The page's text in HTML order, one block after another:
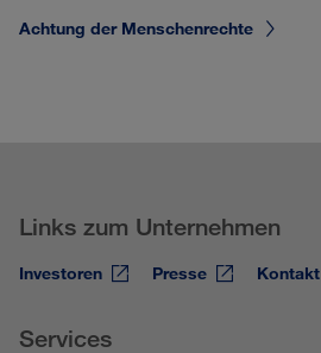
Achtung der Menschenrechte
Links zum Unternehmen
Investoren Presse Kontakt
Services